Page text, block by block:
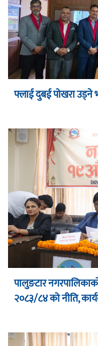
फ्लाई दुबई पोखरा उड्ने
पालुङटार
२०८३/८४ को नीति,